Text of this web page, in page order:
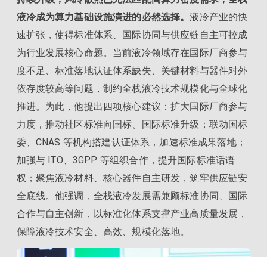
液冷成为算力基础设施演进的必然选择。液冷产业的快
速扩张，使得标准体系、国际协同与供应链自主可控成
为行业发展核心命题。当前液冷领域存在国际厂商参与
度不足、标准落地认证体系缺失、关键材料与器件对外
依存度较高等问题，制约全栈液冷技术规模化与全球化
推进。为此，他提出四项核心建议：扩大国际厂商参与
力度，推动社区标准向国标、国际标准升级；联动国标
委、CNAS 等机构搭建认证体系，加速标准成果落地；
加强与 ITO、3GPP 等组织合作，提升国际标准话语
权；聚焦液冷材料、核心器件自主研发，筑牢供应链安
全底线。他强调，全栈液冷发展需兼顾标准协同、国际
合作与自主创新，以标准化体系支撑产业高质量发展，
保障液冷技术安全、高效、规模化落地。